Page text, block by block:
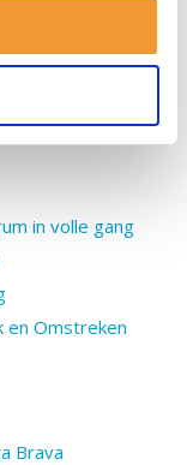
bezoek
in volle gang
en Omstreken
Brava